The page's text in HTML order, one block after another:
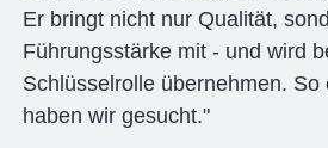
Er bringt nicht nur Qualität,
Führungsstärke mit - und wird
Schlüsselrolle übernehmen. So
haben wir gesucht."